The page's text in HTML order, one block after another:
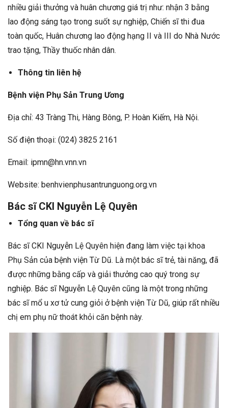
nhiều giải thưởng và huân chương giá trị như: nhận 3 bằng
lao động sáng tạo trong suốt sự nghiệp, Chiến sĩ thi đua
toàn quốc, Huân chương lao động hạng II và III do Nhà Nước
trao tặng, Thầy thuốc nhân dân.
Thông tin liên hệ
Bệnh viện Phụ Sản Trung Ương
Địa chỉ: 43 Tràng Thi, Hàng Bông, P. Hoàn Kiếm, Hà Nội.
Số điện thoại: (024) 3825 2161
Email: ipmn@hn.vnn.vn
Website: benhvienphusantrunguong.org.vn
Bác sĩ CKI Nguyễn Lệ Quyên
Tổng quan về bác sĩ
Bác sĩ CKI Nguyễn Lệ Quyên hiện đang làm việc tại khoa
Phụ Sản của bệnh viện Từ Dũ. Là một bác sĩ trẻ, tài năng, đã
được những bằng cấp và giải thưởng cao quý trong sự
nghiệp. Bác sĩ Nguyễn Lệ Quyên cũng là một trong những
bác sĩ mổ u xơ tử cung giỏi ở bệnh viện Từ Dũ, giúp rất nhiều
chị em phụ nữ thoát khỏi căn bệnh này.